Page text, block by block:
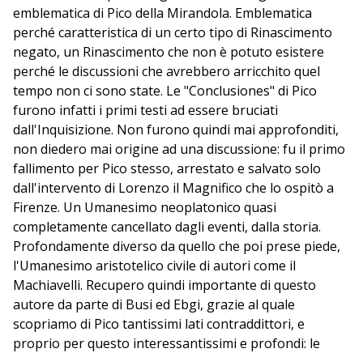
recuperare veramente il passato e far rivivere la
cultura italiana d'oggi.
emblematica di Pico della Mirandola. Emblematica
perché caratteristica di un certo tipo di Rinascimento
negato, un Rinascimento che non è potuto esistere
perché le discussioni che avrebbero arricchito quel
tempo non ci sono state. Le "Conclusiones" di Pico
furono infatti i primi testi ad essere bruciati
dall'Inquisizione. Non furono quindi mai approfonditi,
non diedero mai origine ad una discussione: fu il primo
fallimento per Pico stesso, arrestato e salvato solo
dall'intervento di Lorenzo il Magnifico che lo ospitò a
Firenze. Un Umanesimo neoplatonico quasi
completamente cancellato dagli eventi, dalla storia.
Profondamente diverso da quello che poi prese piede,
l'Umanesimo aristotelico civile di autori come il
Machiavelli. Recupero quindi importante di questo
autore da parte di Busi ed Ebgi, grazie al quale
scopriamo di Pico tantissimi lati contraddittori, e
proprio per questo interessantissimi e profondi: le